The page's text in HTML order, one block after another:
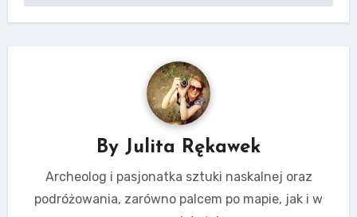
By Julita Rękawek
Archeolog i pasjonatka sztuki naskalnej oraz
podróżowania, zarówno palcem po mapie, jak i w